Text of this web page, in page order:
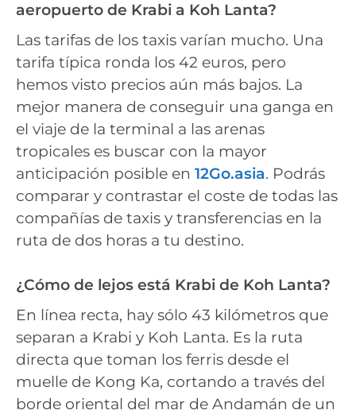
aeropuerto de Krabi a Koh Lanta?
Las tarifas de los taxis varían mucho. Una
tarifa típica ronda los 42 euros, pero
hemos visto precios aún más bajos. La
mejor manera de conseguir una ganga en
el viaje de la terminal a las arenas
tropicales es buscar con la mayor
anticipación posible en 12Go.asia. Podrás
comparar y contrastar el coste de todas las
compañías de taxis y transferencias en la
ruta de dos horas a tu destino.
¿Cómo de lejos está Krabi de Koh Lanta?
En línea recta, hay sólo 43 kilómetros que
separan a Krabi y Koh Lanta. Es la ruta
directa que toman los ferris desde el
muelle de Kong Ka, cortando a través del
borde oriental del mar de Andamán de un